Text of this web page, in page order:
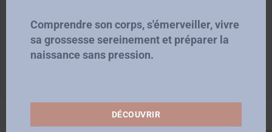
Armelle
Doula formée par le Centre Pleine Lune (2023)
Comprendre son corps, s'émerveiller, vivre
sa grossesse sereinement et préparer la
naissance sans pression.
DÉCOUVRIR